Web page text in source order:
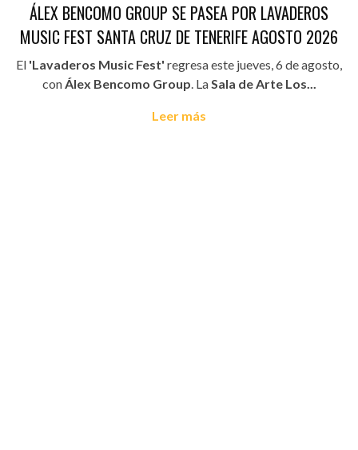
ÁLEX BENCOMO GROUP SE PASEA POR LAVADEROS
MUSIC FEST SANTA CRUZ DE TENERIFE AGOSTO 2026
El 'Lavaderos Music Fest' regresa este jueves, 6 de agosto,
conÁlex Bencomo Group. LaSala de Arte Los...
Leer más